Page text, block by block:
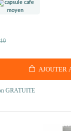
AJOUTER
GRATUITE